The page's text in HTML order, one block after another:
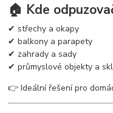
🏠 Kde
✔ střechy a okapy
✔ balkony a parapety
✔ zahrady a sady
✔ průmyslové objekty a
👉 Ideální řešení pro